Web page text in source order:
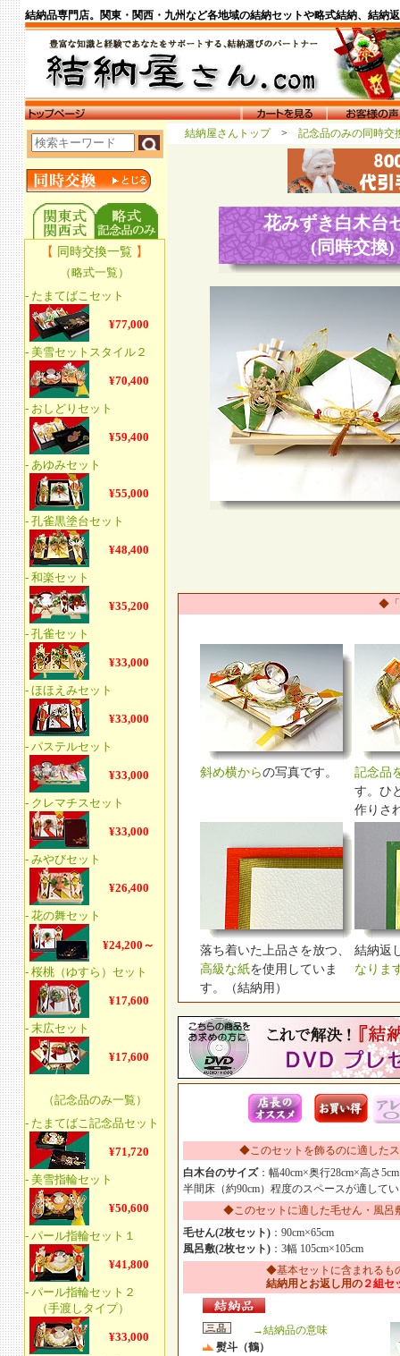
結納品専門店。関東・関西・九州など各地域の結納セットや略式結納、結納
結納屋さんトップ > 記念品のみの同時
花みずき白木台
(同時交換)
◆「
斜め横からの写真です。
記念品
す。ひ
作りさ
落ち着いた上品さを放つ、
高級な紙を使用していま
す。（結納用）
結納返
なりま
◆このセットを飾るのに適した
白木台のサイズ：幅40cm×奥行28cm×高さ5cm
半間床（約90cm）程度のスペースが適して
◆このセットに適した毛せん・風呂
毛せん(2枚セット) ：90cm×65cm
風呂敷(2枚セット) ：3幅 105cm×105cm
◆基本セットに含まれるも
結納用とお返し用の２組セ
→結納品の意味
熨斗（鶴）